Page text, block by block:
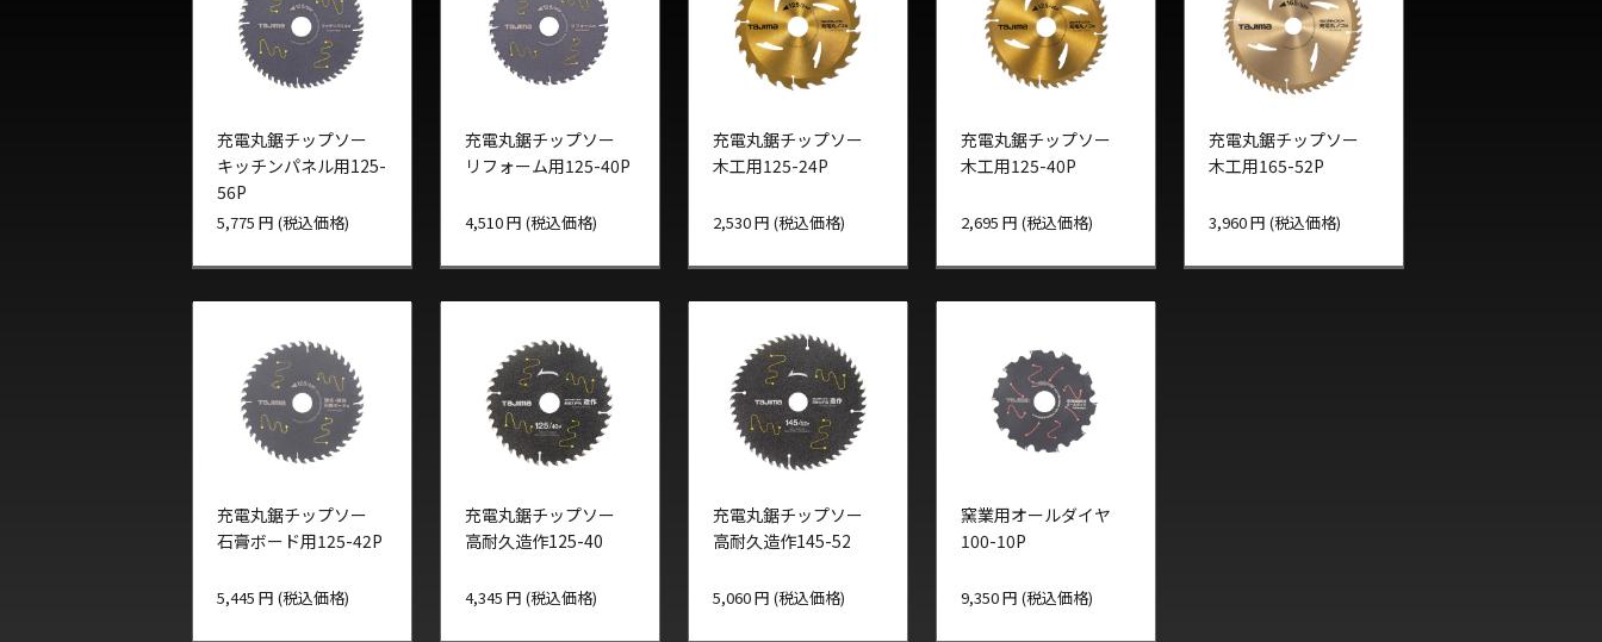
充電丸鋸チップソー
キッチンパネル用125-
56P
5,775 円 (税込価格)
充電丸鋸チップソー
リフォーム用125-40P
4,510 円 (税込価格)
充電丸鋸チップソー
木工用125-24P
2,530 円 (税込価格)
充電丸鋸チップソー
木工用125-40P
2,695 円 (税込価格)
充電丸鋸チップソー
木工用165-52P
3,960 円 (税込価格)
充電丸鋸チップソー
石膏ボード用125-42P
5,445 円 (税込価格)
充電丸鋸チップソー
高耐久造作125-40
4,345 円 (税込価格)
充電丸鋸チップソー
高耐久造作145-52
5,060 円 (税込価格)
窯業用オールダイヤ
100-10P
9,350 円 (税込価格)